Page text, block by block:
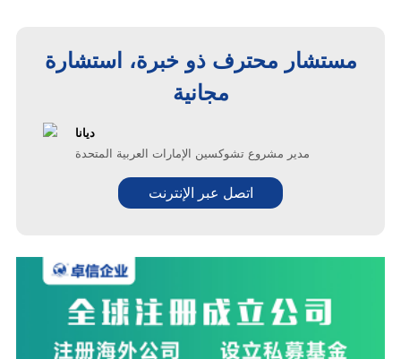
مستشار محترف ذو خبرة، استشارة
مجانية
ديانا
مدير مشروع تشوكسين الإمارات العربية المتحدة
اتصل عبر الإنترنت